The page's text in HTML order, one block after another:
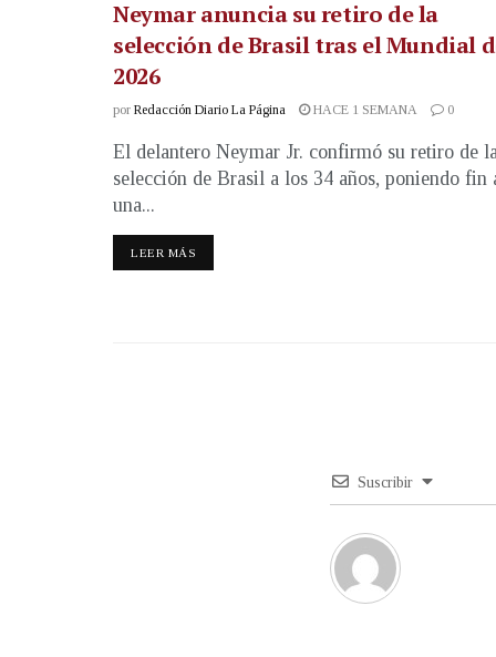
Neymar anuncia su retiro de la
selección de Brasil tras el Mundial
2026
por Redacción Diario La Página HACE 1 SEMANA 0
El delantero Neymar Jr. confirmó su retiro de
selección de Brasil a los 34 años, poniendo fin
una...
LEER MÁS
Suscribir